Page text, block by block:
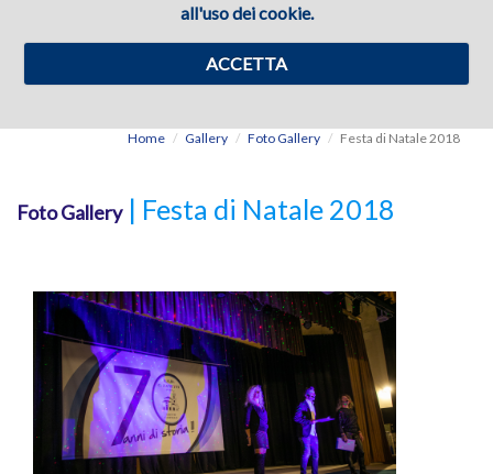
all'uso dei cookie.
ACCETTA
Home Gallery Foto Gallery Festa di Natale 2018
Foto Gallery| Festa di Natale 2018